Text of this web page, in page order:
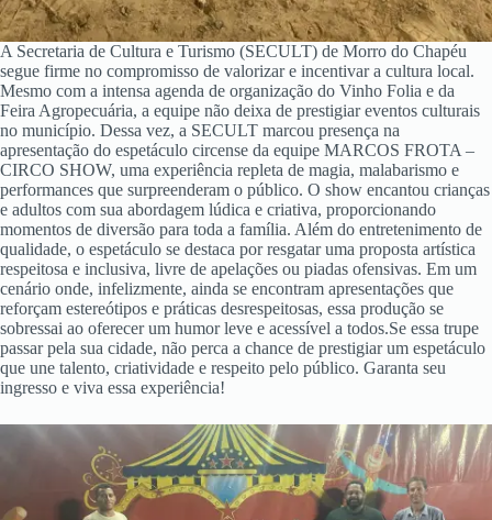
A Secretaria de Cultura e Turismo (SECULT) de Morro do Chapéu
segue firme no compromisso de valorizar e incentivar a cultura local.
Mesmo com a intensa agenda de organização do Vinho Folia e da
Feira Agropecuária, a equipe não deixa de prestigiar eventos culturais
no município. Dessa vez, a SECULT marcou presença na
apresentação do espetáculo circense da equipe MARCOS FROTA –
CIRCO SHOW, uma experiência repleta de magia, malabarismo e
performances que surpreenderam o público. O show encantou crianças
e adultos com sua abordagem lúdica e criativa, proporcionando
momentos de diversão para toda a família. Além do entretenimento de
qualidade, o espetáculo se destaca por resgatar uma proposta artística
respeitosa e inclusiva, livre de apelações ou piadas ofensivas. Em um
cenário onde, infelizmente, ainda se encontram apresentações que
reforçam estereótipos e práticas desrespeitosas, essa produção se
sobressai ao oferecer um humor leve e acessível a todos.Se essa trupe
passar pela sua cidade, não perca a chance de prestigiar um espetáculo
que une talento, criatividade e respeito pelo público. Garanta seu
ingresso e viva essa experiência!